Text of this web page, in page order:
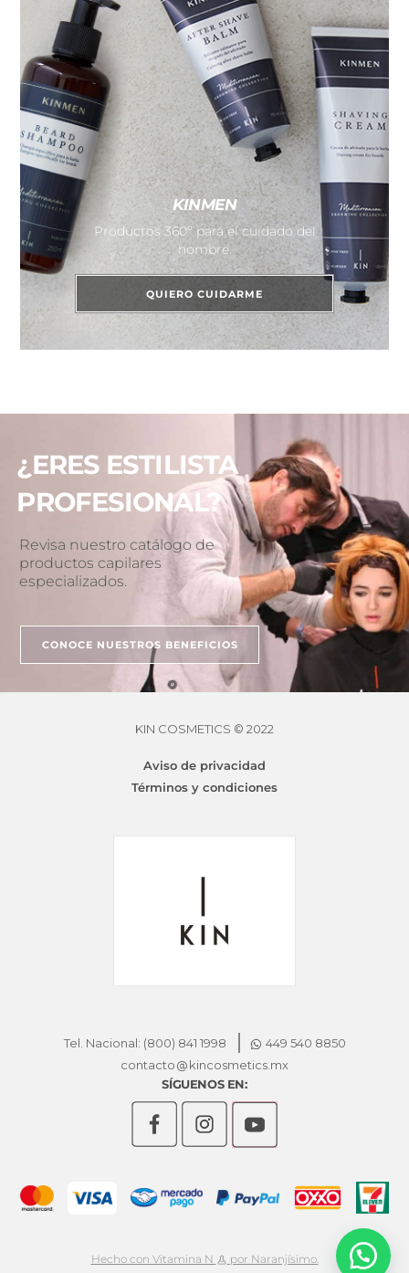
KINMEN
Productos 360º para el cuidado del
hombre.
QUIERO CUIDARME
¿ERES ESTILISTA
PROFESIONAL?
Revisa nuestro catálogo de
productos capilares
especializados.
CONOCE NUESTROS BENEFICIOS
KIN COSMETICS © 2022
Aviso de privacidad
Términos y condiciones
Tel. Nacional: (800) 841 1998
449 540 8850
contacto
kincosmetics.mx
SÍGUENOS EN:
Hecho con Vitamina N por Naranjísimo.